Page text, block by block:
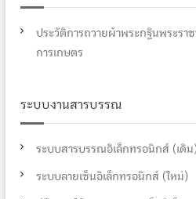
ประวัติการถวายผ้าพระกฐินพระรา
การเกษตร
ระบบงานสารบรรณ
ระบบสารบรรณอิเล็กทรอนิกส์ (เดิม
ระบบลายเซ็นอิเล็กทรอนิกส์ (ใหม่)